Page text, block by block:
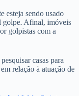
esteja sendo usado
golpe. Afinal, imóveis
golpistas com a
casas para
relação à atuação de